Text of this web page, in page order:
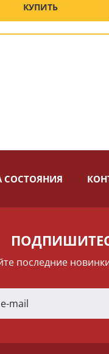
КУПИТЬ
СОСТОЯНИЯ
последние